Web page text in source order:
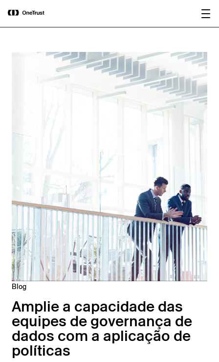
OneTrust nomeada “Visionária” no
Magic Quadrant™ 2026 da Gartner®
para plataformas de governança de IA.
Blog
Amplie a capacidade das
equipes de governança de
dados com a aplicação de
políticas